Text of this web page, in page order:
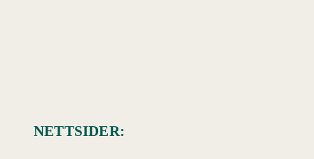
NETTSIDER: